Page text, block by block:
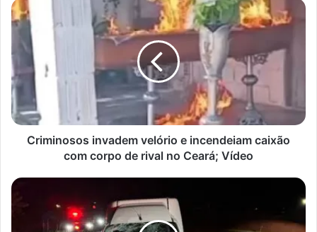
Criminosos
invadem
velório
incendeiam
caixão
com
corpo
de
rival
Vídeo
Criminosos invadem velório e incendeiam caixão
com corpo de rival no Ceará; Vídeo
Idosa
atropelamento